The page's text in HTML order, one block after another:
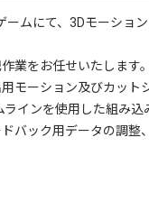
ームにて、3Dモーショ
業をお任せいたします
用モーション及びカット
ラインを使用した組み込
ドバック用データの調整